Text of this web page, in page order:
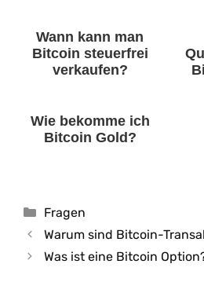
Wann kann man
Bitcoin steuerfrei
verkaufen?
Wie bekomme ich
Bitcoin Gold?
Kategorien
Fragen
Warum sind Bitcoin-
Was ist eine Bitcoin